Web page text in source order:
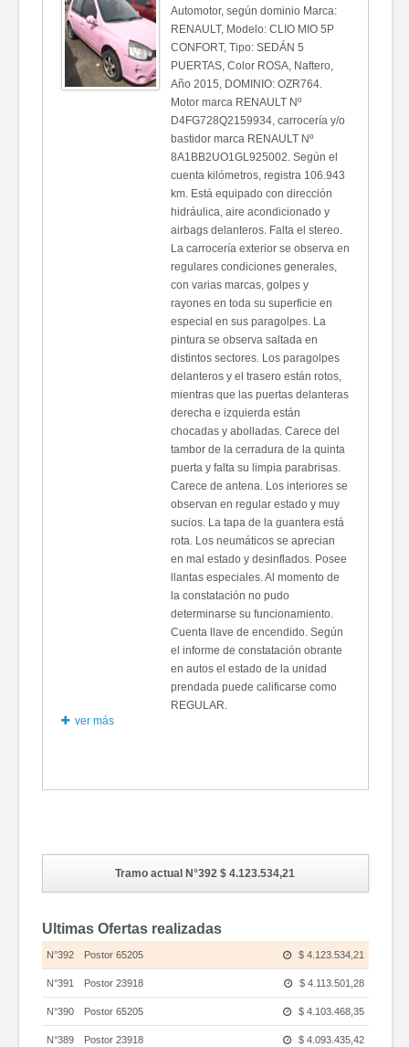
Automotor, según dominio Marca:
RENAULT, Modelo: CLIO MIO 5P
CONFORT, Tipo: SEDÁN 5
PUERTAS, Color ROSA, Naftero,
Año 2015, DOMINIO: OZR764.
Motor marca RENAULT Nº
D4FG728Q2159934, carrocería y/o
bastidor marca RENAULT Nº
8A1BB2UO1GL925002. Según el
cuenta kilómetros, registra 106.943
km. Está equipado con dirección
hidráulica, aire acondicionado y
airbags delanteros. Falta el stereo.
La carrocería exterior se observa en
regulares condiciones generales,
con varias marcas, golpes y
rayones en toda su superficie en
especial en sus paragolpes. La
pintura se observa saltada en
distintos sectores. Los paragolpes
delanteros y el trasero están rotos,
mientras que las puertas delanteras
derecha e izquierda están
chocadas y abolladas. Carece del
tambor de la cerradura de la quinta
puerta y falta su limpia parabrisas.
Carece de antena. Los interiores se
observan en regular estado y muy
sucios. La tapa de la guantera está
rota. Los neumáticos se aprecian
en mal estado y desinflados. Posee
llantas especiales. Al momento de
la constatación no pudo
determinarse su funcionamiento.
Cuenta llave de encendido. Según
el informe de constatación obrante
en autos el estado de la unidad
prendada puede calificarse como
REGULAR.
ver más
Tramo actual N°392 $ 4.123.534,21
Ultimas Ofertas realizadas
N°392 Postor 65205 $ 4.123.534,21
N°391 Postor 23918 $ 4.113.501,28
N°390 Postor 65205 $ 4.103.468,35
N°389 Postor 23918 $ 4.093.435,42